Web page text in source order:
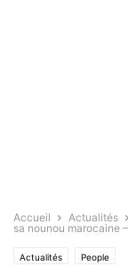
Accueil Actualités
sa nounou marocaine
Actualités People